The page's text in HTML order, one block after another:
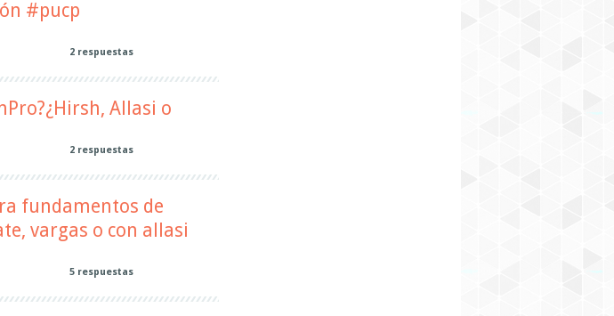
#pucp
2 respuestas
Allasi o
2 respuestas
fundamentos de
vargas o con allasi
5 respuestas